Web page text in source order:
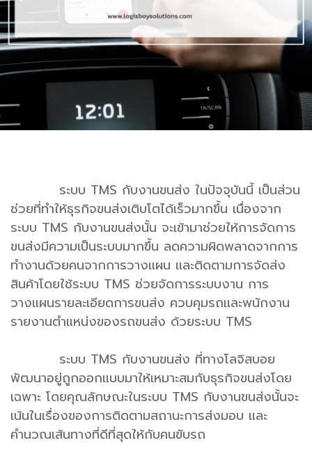
ระบบ TMS กับงานขนส่ง ในปัจจุบันนี้ เป็นส่วน
ช่วยที่ทำให้ธุรกิจขนส่งเติบโตได้เร็วมากขึ้น เนื่องจาก
ระบบ TMS กับงานขนส่งนั้น จะเข้ามาช่วยให้การจัดการ
ขนส่งมีความเป็นระบบมากขึ้น ลดความผิดพลาดจากการ
ทำงานด้วยคนจากการวางแผน และติดตามการจัดส่ง
สินค้าโดยใช้ระบบ TMS ช่วยจัดการระบบงาน การ
วางแผนรายละเอียดการขนส่ง ควบคุมรถและพนักงาน
รายงานตำแหน่งของรถขนส่ง ด้วยระบบ TMS
ระบบ TMS กับงานขนส่ง ที่ทางโลจิสบอย
พัฒนาอยู่ถูกออกแบบมาให้เหมาะสมกับธุรกิจขนส่งโดย
เฉพาะ โดยคุณลักษณะในระบบ TMS กับงานขนส่งนั้นจะ
เน้นในเรื่องของการติดตามสถานะการส่งมอบ และ
คำนวณเส้นทางที่ดีที่สุดให้กับคนขับรถ